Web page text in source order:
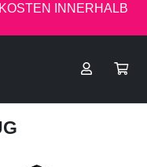
INNERHALB